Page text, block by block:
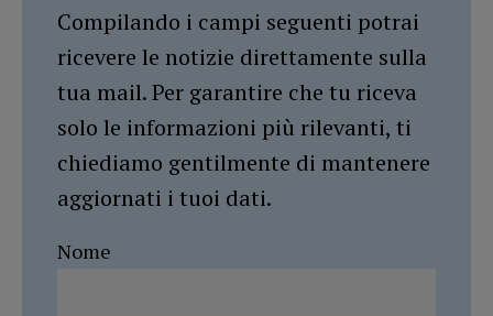
Compilando i campi seguenti potrai
ricevere le notizie direttamente sulla
tua mail. Per garantire che tu riceva
solo le informazioni più rilevanti, ti
chiediamo gentilmente di mantenere
aggiornati i tuoi dati.
Nome